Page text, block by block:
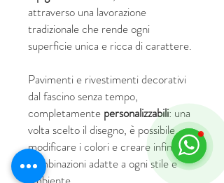
attraverso una lavorazione
tradizionale che rende ogni
superficie unica e ricca di carattere.
Pavimenti e rivestimenti decorativi
dal fascino senza tempo,
completamente personalizzabili: una
volta scelto il disegno, è possibile
modificare i colori e creare infinite
combinazioni adatte a ogni stile e